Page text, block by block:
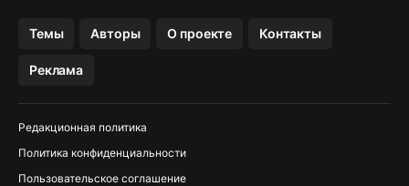
Темы Авторы О проекте Контакты
Реклама
Редакционная политика
Политика конфиденциальности
Пользовательское соглашение